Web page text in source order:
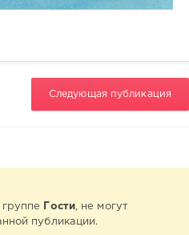
Следующая публикация
Гости , не могут
публикации.